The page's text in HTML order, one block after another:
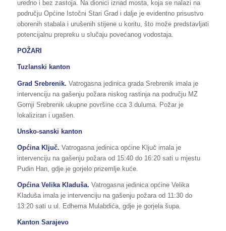
uredno i bez zastoja. Na dionici iznad mosta, koja se nalazi na
području Općine Istočni Stari Grad i dalje je evidentno prisustvo
oborenih stabala i urušenih stijene u koritu, što može predstavljati
potencijalnu prepreku u slučaju povećanog vodostaja.
POŽARI
Tuzlanski kanton
Grad Srebrenik. Vatrogasna jedinica grada Srebrenik imala je
intervenciju na gašenju požara niskog rastinja na području MZ
Gornji Srebrenik ukupne površine cca 3 duluma. Požar je
lokaliziran i ugašen.
Unsko-sanski kanton
Općina Ključ. Vatrogasna jedinica općine Ključ imala je
intervenciju na gašenju požara od 15:40 do 16:20 sati u mjestu
Pudin Han, gdje je gorjelo prizemlje kuće.
Općina Velika Kladuša. Vatrogasna jedinica općine Velika
Kladuša imala je intervenciju na gašenju požara od 11:30 do
13:20 sati u ul. Edhema Mulabdića, gdje je gorjela šupa.
Kanton Sarajevo